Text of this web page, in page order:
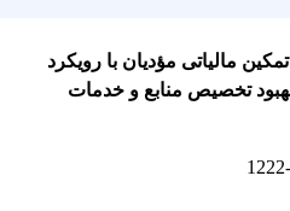
مالیاتی مؤدیان با رویکرد
تخصیص منابع و خدمات